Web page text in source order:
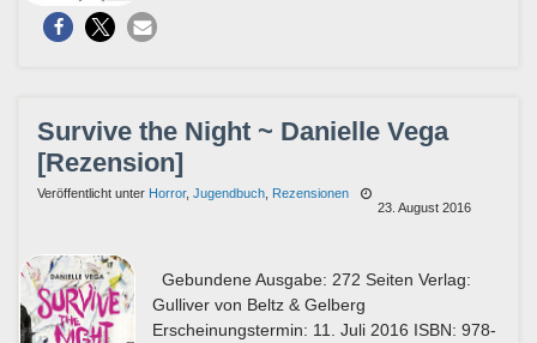
Survive the Night ~ Danielle Vega
[Rezension]
Veröffentlicht unter Horror, Jugendbuch Rezensionen
23. August 2016
Gebundene Ausgabe: 272 Seiten Verlag:
Gulliver von Beltz & Gelberg
Erscheinungstermin: 11. Juli 2016 ISBN: 978-